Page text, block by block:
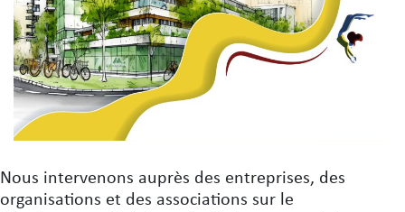
Nous intervenons auprès des entreprises, des
organisations et des associations sur le